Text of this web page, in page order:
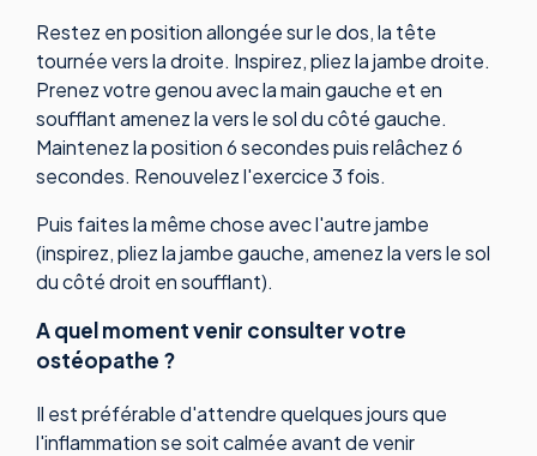
Restez en position allongée sur le dos, la tête
tournée vers la droite. Inspirez, pliez la jambe droite.
Prenez votre genou avec la main gauche et en
soufflant amenez la vers le sol du côté gauche.
Maintenez la position 6 secondes puis relâchez 6
secondes. Renouvelez l'exercice 3 fois.
Puis faites la même chose avec l'autre jambe
(inspirez, pliez la jambe gauche, amenez la vers le sol
du côté droit en soufflant).
A quel moment venir consulter votre
ostéopathe ?
Il est préférable d'attendre quelques jours que
l'inflammation se soit calmée avant de venir